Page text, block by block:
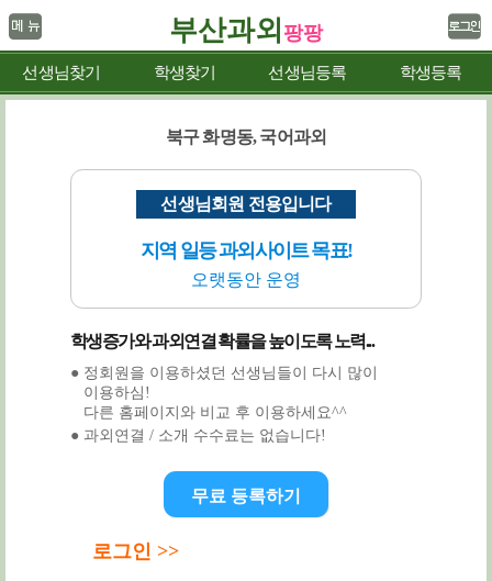
부산과외 팡팡
선생님찾기 학생찾기 선생님등록 학생등록
북구 화명동, 국어과외
선생님회원 전용입니다
지역 일등 과외사이트 목표!
오랫동안 운영
학생증가와 과외연결 확률을 높이도록 노력...
● 정회원을 이용하셨던 선생님들이 다시 많이
이용하심!
다른 홈페이지와 비교 후 이용하세요^^
● 과외연결 / 소개 수수료는 없습니다!
무료 등록하기
로그인 >>